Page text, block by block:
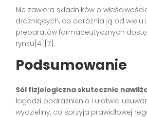
Nie zawiera składników o
drażniących, co odróżnia ją od wielu
preparatów farmaceutycznych
rynku[4][7].
Podsumowanie
Sól fizjologiczna skutecznie
łagodzi podrażnienia i ułatwia
wydzieliny, co sprzyja prawidłowej